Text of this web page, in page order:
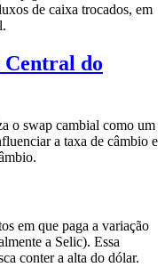
de caixa trocados, em
Central do
o swap cambial como um
a taxa de câmbio e
em que paga a variação
a Selic). Essa
conter a alta do dólar.